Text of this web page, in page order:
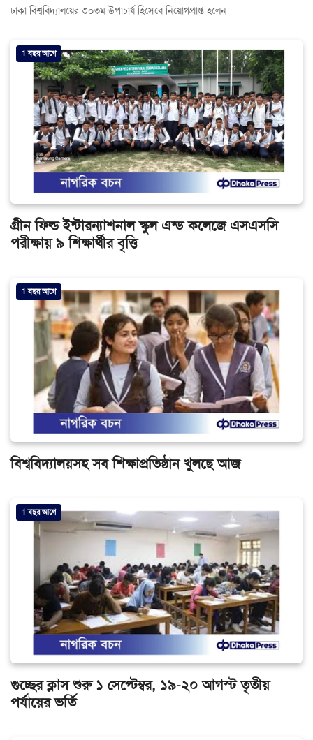
ঢাকা বিশ্ববিদ্যালয়ের ৩০তম উপাচার্য হিসেবে নিয়োগপ্রাপ্ত হলেন
1 বছর আগে
গ্রীন ফিল্ড ইন্টারন্যাশনাল স্কুল এন্ড কলেজে এসএসসি
পরীক্ষায় ৯ শিক্ষার্থীর বৃত্তি
1 বছর আগে
বিশ্ববিদ্যালয়সহ সব শিক্ষাপ্রতিষ্ঠান খুলছে আজ
1 বছর আগে
গুচ্ছের ক্লাস শুরু ১ সেপ্টেম্বর, ১৯-২০ আগস্ট তৃতীয়
পর্যায়ের ভর্তি